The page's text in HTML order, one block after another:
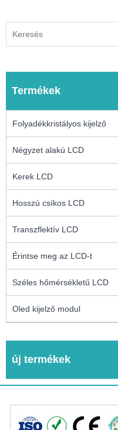
Termékek
Folyadékkristályos kijelző
Négyzet alakú LCD
Kerek LCD
Hosszú csíkos LCD
Transzflektív LCD
Érintse meg az LCD-t
Széles hőmérsékletű LCD
Oled kijelző modul
új termékek